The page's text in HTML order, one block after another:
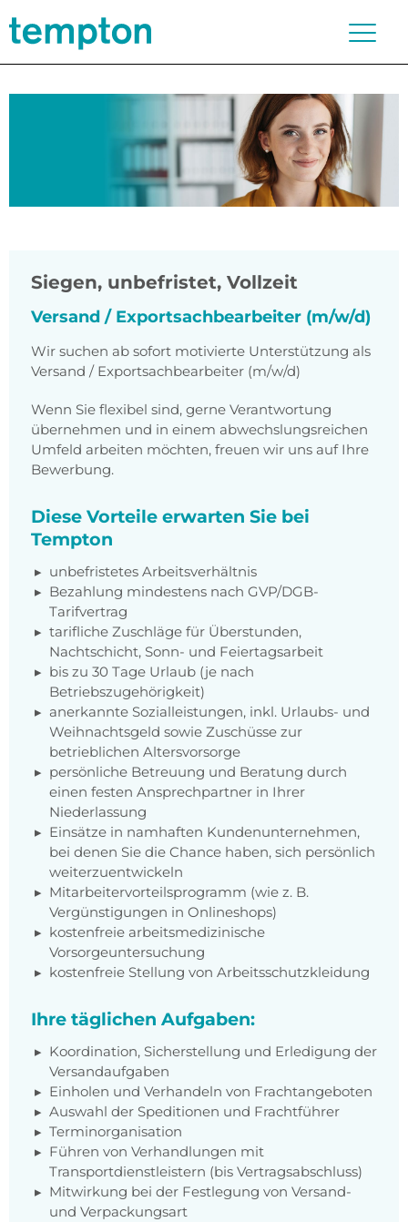
Siegen, unbefristet, Vollzeit
Versand / Exportsachbearbeiter (m/w/d)
Wir suchen ab sofort motivierte Unterstützung als
Versand / Exportsachbearbeiter (m/w/d)
Wenn Sie flexibel sind, gerne Verantwortung
übernehmen und in einem abwechslungsreichen
Umfeld arbeiten möchten, freuen wir uns auf Ihre
Bewerbung.
Diese Vorteile erwarten Sie bei
Tempton
unbefristetes Arbeitsverhältnis
Bezahlung mindestens nach GVP/DGB-
Tarifvertrag
tarifliche Zuschläge für Überstunden,
Nachtschicht, Sonn- und Feiertagsarbeit
bis zu 30 Tage Urlaub (je nach
Betriebszugehörigkeit)
anerkannte Sozialleistungen, inkl. Urlaubs- und
Weihnachtsgeld sowie Zuschüsse zur
betrieblichen Altersvorsorge
persönliche Betreuung und Beratung durch
einen festen Ansprechpartner in Ihrer
Niederlassung
Einsätze in namhaften Kundenunternehmen,
bei denen Sie die Chance haben, sich persönlich
weiterzuentwickeln
Mitarbeitervorteilsprogramm (wie z. B.
Vergünstigungen in Onlineshops)
kostenfreie arbeitsmedizinische
Vorsorgeuntersuchung
kostenfreie Stellung von Arbeitsschutzkleidung
Ihre täglichen Aufgaben:
Koordination, Sicherstellung und Erledigung der
Versandaufgaben
Einholen und Verhandeln von Frachtangeboten
Auswahl der Speditionen und Frachtführer
Terminorganisation
Führen von Verhandlungen mit
Transportdienstleistern (bis Vertragsabschluss)
Mitwirkung bei der Festlegung von Versand-
und Verpackungsart